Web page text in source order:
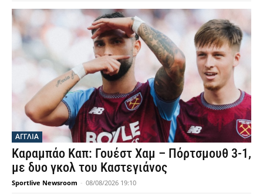
ΑΓΓΛΙΑ
Καραμπάο Καπ: Γουέστ Χαμ – Πόρτσμουθ 3-1,
με δυο γκολ του Καστεγιάνος
Sportlive Newsroom - 08/08/2026 19:10